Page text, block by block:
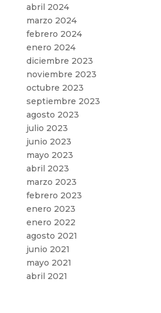
abril 2024
marzo 2024
febrero 2024
enero 2024
diciembre 2023
noviembre 2023
octubre 2023
septiembre 2023
agosto 2023
julio 2023
junio 2023
mayo 2023
abril 2023
marzo 2023
febrero 2023
enero 2023
enero 2022
agosto 2021
junio 2021
mayo 2021
abril 2021